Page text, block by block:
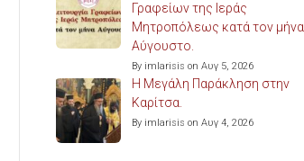
Γραφείων της Ιεράς
Μητροπόλεως κατά τον μήνα
Αύγουστο.
By imlarisis on Αυγ 5, 2026
Η Μεγάλη Παράκληση στην
Καρίτσα.
By imlarisis on Αυγ 4, 2026